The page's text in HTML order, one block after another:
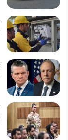
ت
|
ب
ر
ن
ا
م
ه
ج
د
د
ا